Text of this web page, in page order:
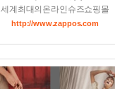
세계최대의온라인슈즈쇼핑몰
http://www.zappos.com